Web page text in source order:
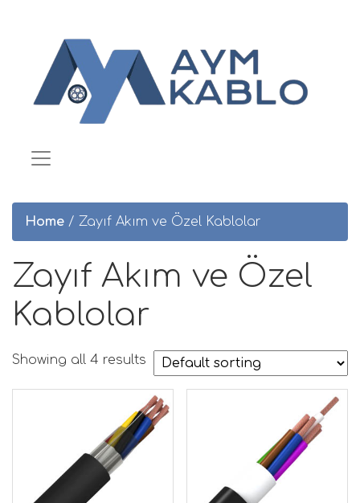
Home / Zayıf Akım ve Özel Kablolar
Zayıf Akım ve Özel
Kablolar
Showing all 4 results